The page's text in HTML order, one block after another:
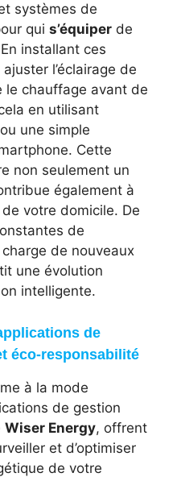
systèmes de
qui s’équiper de
installant ces
l’éclairage de
le chauffage avant de
en utilisant
une simple
Cette
non seulement un
également à
votre domicile. De
de
de nouveaux
une évolution
intelligente.
de
éco-responsabilité
à la mode
de gestion
Wiser Energy, offrent
et d’optimiser
de votre